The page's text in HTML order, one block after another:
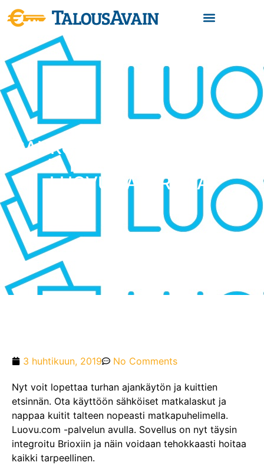
SÄHKÖISET MATKALASKUT
JA KUITIT TALTEEN –
LUOVU PAPERISTA!
3 huhtikuun, 2019 No Comments
Nyt voit lopettaa turhan ajankäytön ja kuittien
etsinnän. Ota käyttöön sähköiset matkalaskut ja
nappaa kuitit talteen nopeasti matkapuhelimella.
Luovu.com -palvelun avulla. Sovellus on nyt täysin
integroitu Brioxiin ja näin voidaan tehokkaasti hoitaa
kaikki tarpeellinen.